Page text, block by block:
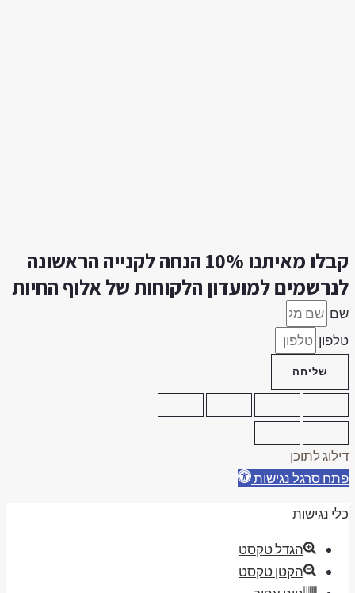
קבלו מאיתנו 10% הנחה לקנייה הראשונה
למועדון הלקוחות של אלוף החיות
שליחה
לתוכן
סרגל נגישות
נגישות
הגדל טקסט
הקטן טקסט